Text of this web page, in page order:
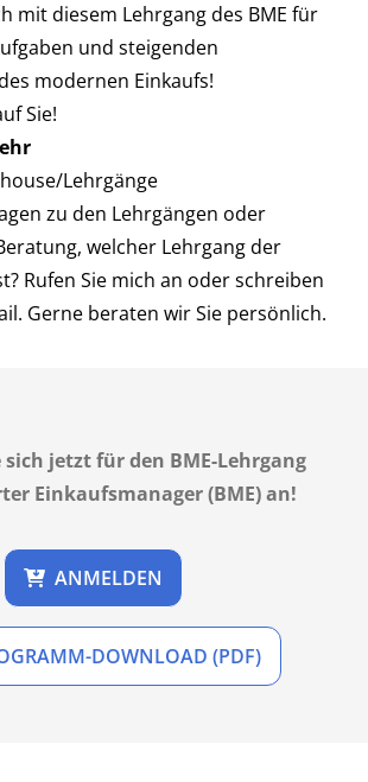
mit diesem Lehrgang des BME für
und steigenden
modernen Einkaufs!
Sie!
Lehrgänge
zu den Lehrgängen oder
welcher Lehrgang der
Rufen Sie mich an oder schreiben
Gerne beraten wir Sie persönlich.
sich jetzt für den BME-Lehrgang
Einkaufsmanager (BME) an!
ANMELDEN
DOWNLOAD (PDF)